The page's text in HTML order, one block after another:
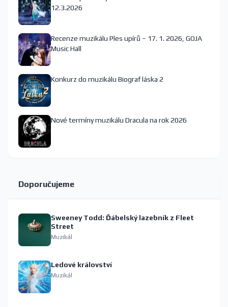
12.3.2026
Recenze muzikálu Ples upírů – 17. 1. 2026, GOJA
Music Hall
Konkurz do muzikálu Biograf láska 2
Nové termíny muzikálu Dracula na rok 2026
Doporučujeme
Sweeney Todd: Ďábelský lazebník z Fleet
Street
Muzikál
Ledové království
Muzikál